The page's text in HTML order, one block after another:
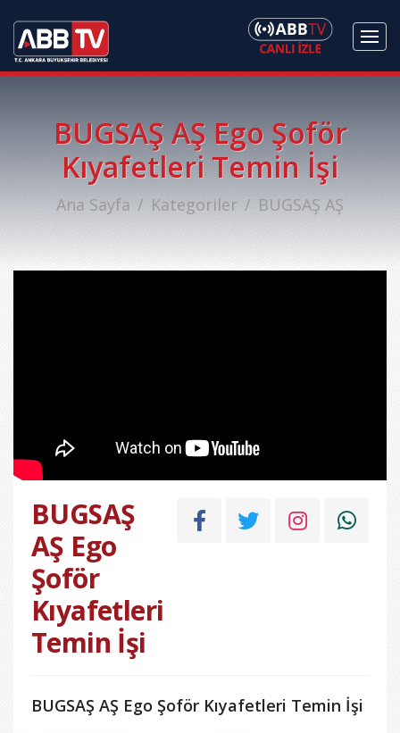
BUGSAŞ AŞ Ego Şoför
Kıyafetleri Temin İşi
Ana Sayfa Kategoriler BUGSAŞ AŞ
BUGSAŞ
AŞ Ego
Şoför
Kıyafetleri
Temin İşi
BUGSAŞ AŞ Ego Şoför Kıyafetleri Temin İşi